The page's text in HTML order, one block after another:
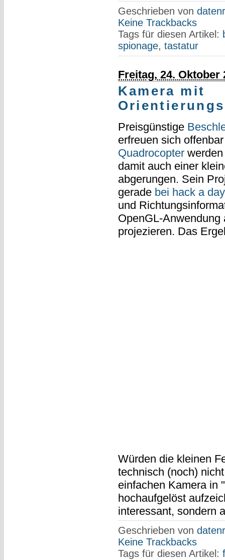
Geschrieben von
Keine Trackbacks
Tags für diesen Artikel:
spionage, tastatur
Freitag, 24. Oktober
Kamera mit
Preisgünstige
erfreuen sich
Quadrocopterwerden
damit auch einer
abgerungen. Sein
gerade bei hack a
und
OpenGL-
projezieren. Das
Würden die kleinen
technisch (noch)
einfachen Kamera in
hochaufgelöst
interessant, sondern
Geschrieben von
Keine Trackbacks
Tags für diesen Artikel: